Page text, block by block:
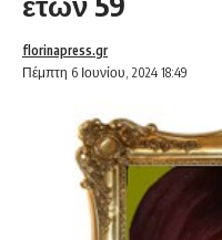
Πέμπτη 6 Ιουνίου, 2024 18:49
florinapress.gr